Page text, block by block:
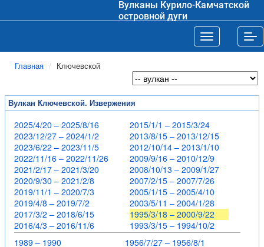
Вулканы Курило-Камчатской
островной дуги
Toggle
Главная Ключевской
Вулкан Ключевской. Извержения
2025/4/20 – 2025/8/16
2023/12/27 – 2024/1/2
2023/6/22 – 2023/11/5
2022/11/16 – 2022/11/26
2021/2/17 – 2021/3/20
2020/9/30 – 2021/2/8
2019/11/1 – 2020/7/3
2019/4/8 – 2019/7/2
2017/3/2 – 2018/6/15
2016/4/3 – 2016/11/6
2015/1/1 – 2015/3/24
2013/8/15 – 2013/12/15
2012/10/14 – 2013/1/10
2009/9/16 – 2010/12/9
2008/10/13 – 2009/1/27
2007/2/15 – 2007/7/26
2005/1/15 – 2005/4/10
2003/5/11 – 2004/1/28
1995/3/18 – 2000/9/22
1993/3/15 – 1994/10/2
1989 – 1990
1956/7/27 – 1956/8/1